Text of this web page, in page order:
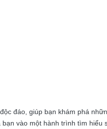
đáo, giúp bạn khám phá
vào một hành trình tìm hiểu